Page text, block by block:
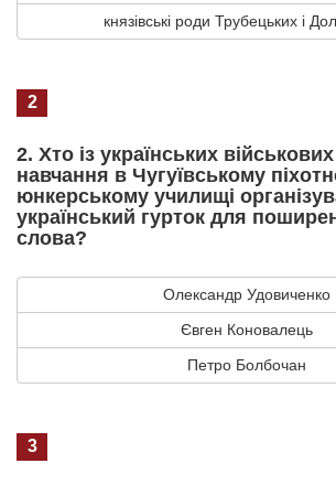
князівські роди Трубецьких і
2
2. Хто із українських
навчання в Чугуївському
юнкерському училищі
український гурток для
слова?
Олександр Удовиченко
Євген Коновалець
Петро Болбочан
3